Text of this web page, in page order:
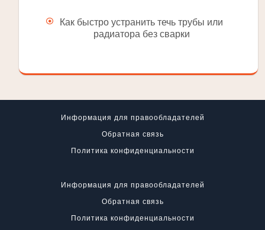
Как быстро устранить течь трубы или
радиатора без сварки
Информация для правообладателей
Обратная связь
Политика конфиденциальности
Информация для правообладателей
Обратная связь
Политика конфиденциальности